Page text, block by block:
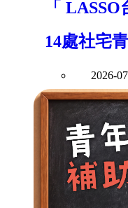
「
14處社宅青
局串聯青
景
2026-